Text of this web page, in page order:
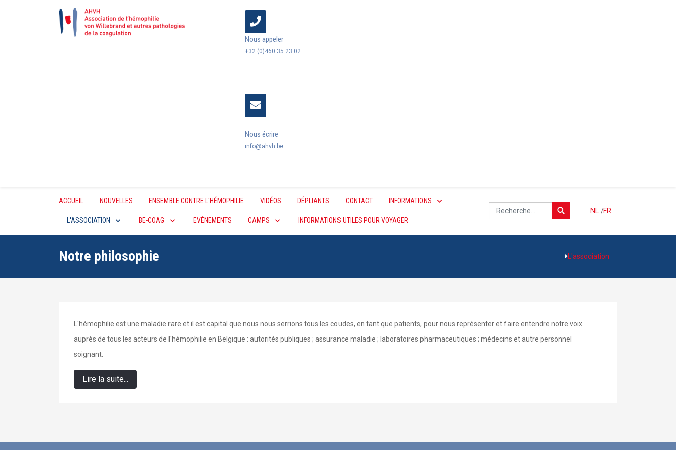
Nous appeler
+32 (0)460 35 23 02
Nous écrire
info@ahvh.be
ACCUEIL NOUVELLES ENSEMBLE CONTRE L'HÉMOPHILIE VIDÉOS DÉPLIANTS CONTACT INFORMATIONS
L'ASSOCIATION BE-COAG EVÉNEMENTS CAMPS INFORMATIONS UTILES POUR VOYAGER
NL FR
/
Notre philosophie L'association
L'hémophilie est une maladie rare et il est capital que nous nous serrions tous les coudes, en tant que patients, pour nous représenter et faire entendre notre voix
auprès de tous les acteurs de l'hémophilie en Belgique : autorités publiques ; assurance maladie ; laboratoires pharmaceutiques ; médecins et autre personnel
soignant.
Lire la suite...